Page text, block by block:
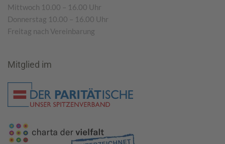
Mittwoch 10.00 – 16.00 Uhr
Donnerstag 10.00 – 16.00 Uhr
Freitag nach Vereinbarung
Mitglied im